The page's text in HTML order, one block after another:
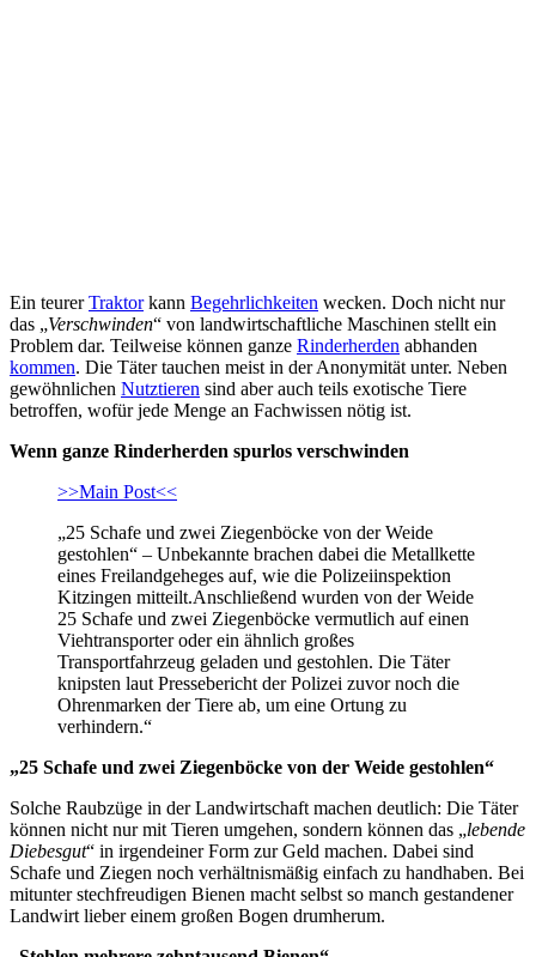
Ein teurerTraktorkann Begehrlichkeiten wecken. Doch nicht nur
das „Verschwinden“ von landwirtschaftliche Maschinen stellt ein
Problem dar. Teilweise können ganze Rinderherden abhanden
kommen. Die Täter tauchen meist in der Anonymität unter. Neben
gewöhnlichen Nutztieren sind aber auch teils exotische Tiere
betroffen, wofür jede Menge an Fachwissen nötig ist.
Wenn ganze Rinderherden spurlos verschwinden
>>Main Post<<
„25 Schafe und zwei Ziegenböcke von der Weide
gestohlen“ – Unbekannte brachen dabei die Metallkette
eines Freilandgeheges auf, wie die Polizeiinspektion
Kitzingen mitteilt.Anschließend wurden von der Weide
25 Schafe und zwei Ziegenböcke vermutlich auf einen
Viehtransporter oder ein ähnlich großes
Transportfahrzeug geladen und gestohlen. Die Täter
knipsten laut Pressebericht der Polizei zuvor noch die
Ohrenmarken der Tiere ab, um eine Ortung zu
verhindern.“
„25 Schafe und zwei Ziegenböcke von der Weide gestohlen“
Solche Raubzüge in der Landwirtschaft machen deutlich: Die Täter
können nicht nur mit Tieren umgehen, sondern können das „lebende
Diebesgut“ in irgendeiner Form zur Geld machen. Dabei sind
Schafe und Ziegen noch verhältnismäßig einfach zu handhaben. Bei
mitunter stechfreudigen Bienen macht selbst so manch gestandener
Landwirt lieber einem großen Bogen drumherum.